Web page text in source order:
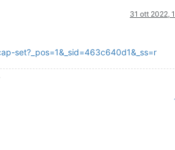
31 ott 2022,
set?_pos=1&_sid=463c640d1&_ss=r